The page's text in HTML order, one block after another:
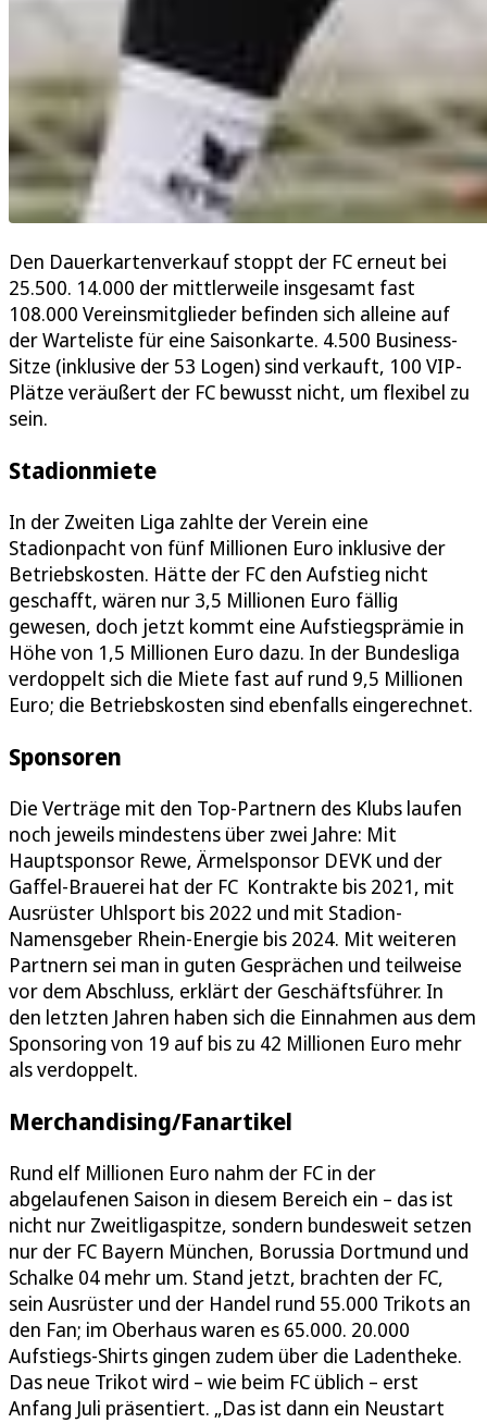
Den Dauerkartenverkauf stoppt der FC erneut bei
25.500. 14.000 der mittlerweile insgesamt fast
108.000 Vereinsmitglieder befinden sich alleine auf
der Warteliste für eine Saisonkarte. 4.500 Business-
Sitze (inklusive der 53 Logen) sind verkauft, 100 VIP-
Plätze veräußert der FC bewusst nicht, um flexibel zu
sein.
Stadionmiete
In der Zweiten Liga zahlte der Verein eine
Stadionpacht von fünf Millionen Euro inklusive der
Betriebskosten. Hätte der FC den Aufstieg nicht
geschafft, wären nur 3,5 Millionen Euro fällig
gewesen, doch jetzt kommt eine Aufstiegsprämie in
Höhe von 1,5 Millionen Euro dazu. In der Bundesliga
verdoppelt sich die Miete fast auf rund 9,5 Millionen
Euro; die Betriebskosten sind ebenfalls eingerechnet.
Sponsoren
Die Verträge mit den Top-Partnern des Klubs laufen
noch jeweils mindestens über zwei Jahre: Mit
Hauptsponsor Rewe, Ärmelsponsor DEVK und der
Gaffel-Brauerei hat der FC Kontrakte bis 2021, mit
Ausrüster Uhlsport bis 2022 und mit Stadion-
Namensgeber Rhein-Energie bis 2024. Mit weiteren
Partnern sei man in guten Gesprächen und teilweise
vor dem Abschluss, erklärt der Geschäftsführer. In
den letzten Jahren haben sich die Einnahmen aus dem
Sponsoring von 19 auf bis zu 42 Millionen Euro mehr
als verdoppelt.
Merchandising/Fanartikel
Rund elf Millionen Euro nahm der FC in der
abgelaufenen Saison in diesem Bereich ein – das ist
nicht nur Zweitligaspitze, sondern bundesweit setzen
nur der FC Bayern München, Borussia Dortmund und
Schalke 04 mehr um. Stand jetzt, brachten der FC,
sein Ausrüster und der Handel rund 55.000 Trikots an
den Fan; im Oberhaus waren es 65.000. 20.000
Aufstiegs-Shirts gingen zudem über die Ladentheke.
Das neue Trikot wird – wie beim FC üblich – erst
Anfang Juli präsentiert. „Das ist dann ein Neustart